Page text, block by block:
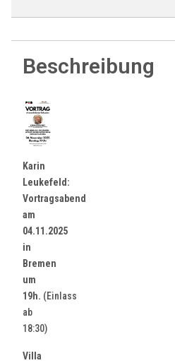
Beschreibung
Karin
Leukefeld:
Vortragsabend
am
04.11.2025
in
Bremen
um
19h. (Einlass
ab
18:30)
Villa